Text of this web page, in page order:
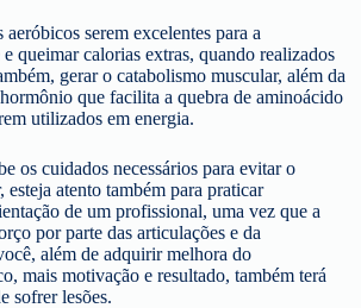
serem excelentes para a
queimar calorias extras, quando realizados
gerar o catabolismo muscular, além da
que facilita a quebra de aminoácido
utilizados em energia.
os cuidados necessários para evitar o
esteja atento também para praticar
de um profissional, uma vez que a
por parte das articulações e da
além de adquirir melhora do
mais motivação e resultado, também terá
sofrer lesões.